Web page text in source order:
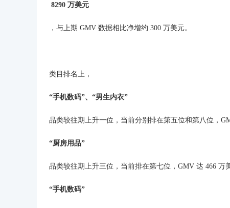
8290 万美元
，与上期 GMV 数据相比净增约 300 万美元。
类目排名上，
“手机数码”、“男生内衣”
品类较往期上升一位，当前分别排在第五位和第八位，
“厨房用品”
品类较往期上升三位，当前排在第七位，GMV 达 466 万
“手机数码”